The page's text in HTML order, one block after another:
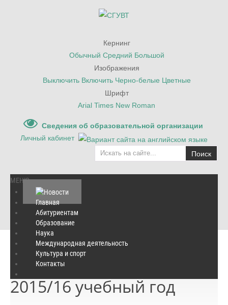
Кернинг
Обычный Средний Большой
Изображения
Выключить Включить Черно-белые Цветные
Шрифт
Arial Times New Roman
Сведения об образовательной организации
Личный кабинет
Поиск
МЕНЮ
Главная
Абитуриентам
Образование
Наука
Международная деятельность
Культура и спорт
Контакты
Главная
Решения ученого совета
2015/16 учебный год